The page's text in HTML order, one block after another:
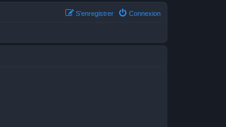
Connexion
S’enregistrer